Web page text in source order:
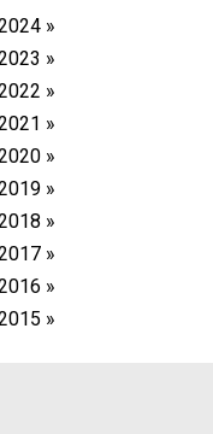
»
»
»
»
»
»
»
»
»
»